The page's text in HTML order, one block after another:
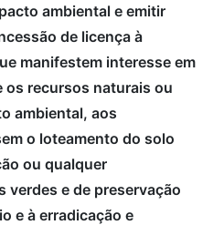
ambiental e emitir
de licença à
manifestem interesse em
os recursos naturais ou
ambiental, aos
o loteamento do solo
ou qualquer
verdes e de preservação
e à erradicação e